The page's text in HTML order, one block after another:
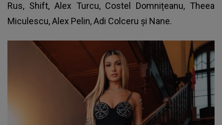
Rus, Shift, Alex Turcu, Costel Domnițeanu, Theea
Miculescu, Alex Pelin, Adi Colceru și Nane.